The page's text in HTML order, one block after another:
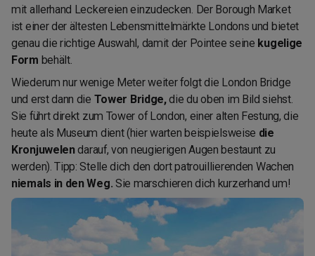
mit allerhand Leckereien einzudecken. Der Borough Market
ist einer der ältesten Lebensmittelmärkte Londons und bietet
genau die richtige Auswahl, damit der Pointee seine kugelige
Form behält.
Wiederum nur wenige Meter weiter folgt die London Bridge
und erst dann die Tower Bridge,die du oben im Bild siehst.
Sie führt direkt zum Tower of London, einer alten Festung, die
heute als Museum dient (hier warten beispielsweise die
Kronjuwelendarauf, von neugierigen Augen bestaunt zu
werden). Tipp: Stelle dich den dort patrouillierenden Wachen
niemals in den Weg. Sie marschieren dich kurzerhand um!